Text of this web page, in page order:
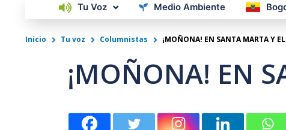
Tu Voz Medio Ambiente
Inicio Tu voz Columnistas ¡MOÑONA! EN SANTA MARTA Y
¡MOÑONA! EN